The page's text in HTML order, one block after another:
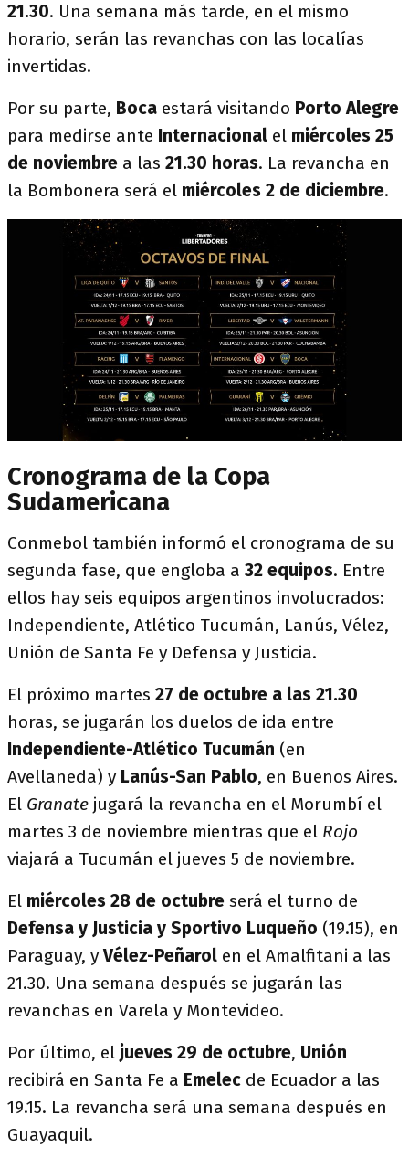
21.30. Una semana más tarde, en el mismo
horario, serán las revanchas con las localías
invertidas.
Por su parte, Boca estará visitando Porto Alegre
para medirse ante Internacional el miércoles 25
de noviembre a las 21.30 horas. La revancha en
la Bombonera será el miércoles 2 de diciembre.
Cronograma de la Copa
Sudamericana
Conmebol también informó el cronograma de su
segunda fase, que engloba a 32 equipos. Entre
ellos hay seis equipos argentinos involucrados:
Independiente, Atlético Tucumán, Lanús, Vélez,
Unión de Santa Fe y Defensa y Justicia.
El próximo martes 27 de octubre a las 21.30
horas, se jugarán los duelos de ida entre
Independiente-Atlético Tucumán (en
Avellaneda) y Lanús-San Pablo, en Buenos Aires.
El Granate jugará la revancha en el Morumbí el
martes 3 de noviembre mientras que el Rojo
viajará a Tucumán el jueves 5 de noviembre.
El miércoles 28 de octubre será el turno de
Defensa y Justicia y Sportivo Luqueño (19.15), en
Paraguay, yVélez-Peñarol en el Amalfitani a las
21.30. Una semana después se jugarán las
revanchas en Varela y Montevideo.
Por último, el jueves 29 de octubre, Unión
recibirá en Santa Fe a Emelec de Ecuador a las
19.15. La revancha será una semana después en
Guayaquil.